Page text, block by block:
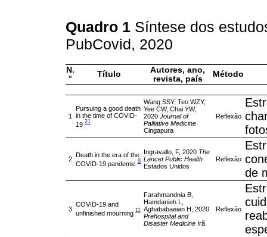
Quadro 1 Síntese dos
PubCovid, 2020
N.
°
Título
Autores, ano,
revista, país
Método
1
Pursuing a good death
in the time of COVID-
19 21
Wang SSY, Teo WZY,
Yee CW, Chai YW,
2020 Journal of
Palliative Medicine
Cingapura
Reflexão
2
Death in the era of the
COVID-19 pandemic 9
Ingravallo, F, 2020 The
Lancet Public Health
Estados Unidos
Reflexão
de
3
COVID-19 and
unfinished mourning 11
Farahmandnia B,
Hamdanieh L,
Aghababaeian H, 2020
Prehospital and
Disaster Medicine Irã
Reflexão